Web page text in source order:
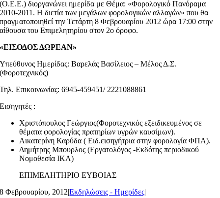
(Ο.Ε.Ε.) διοργανώνει ημερίδα με Θέμα: «Φορολογικό Πανόραμα
2010-2011. Η διετία των μεγάλων φορολογικών αλλαγών» που θα
πραγματοποιηθεί την Τετάρτη 8 Φεβρουαρίου 2012 ώρα 17:00 στην
αίθουσα του Επιμελητηρίου στον 2ο όροφο.
«ΕΙΣΟΔΟΣ ΔΩΡΕΑΝ»
Υπεύθυνος Ημερίδας: Βαρελάς Βασίλειος – Μέλος Δ.Σ.
(Φοροτεχνικός)
Τηλ. Επικοινωνίας: 6945-459451/ 2221088861
Εισηγητές :
Χριστόπουλος Γεώργιος(Φοροτεχνικός εξειδικευμένος σε
θέματα φορολογίας πρατηρίων υγρών καυσίμων).
Αικατερίνη Καρύδα ( Ειδ.εισηγήτρια στην φορολογία ΦΠΑ).
Δημήτρης Μπουρλος (Εργατολόγος -Εκδότης περιοδικού
Νομοθεσία ΙΚΑ)
ΕΠΙΜΕΛΗΤΗΡΙΟ ΕΥΒΟΙΑΣ
8 Φεβρουαρίου, 2012|Εκδηλώσεις - Ημερίδες|